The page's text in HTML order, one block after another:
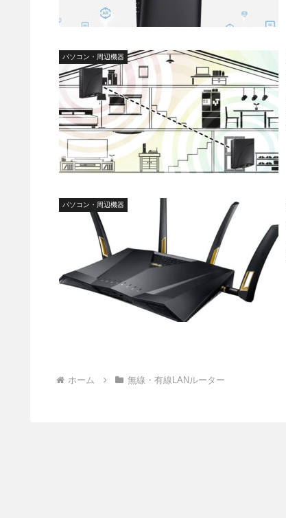
パソコン・周辺機器
パソコン・周辺機器
ホーム 無線・有線LANルーター